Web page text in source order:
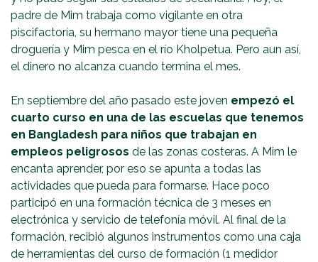
padre de Mim trabaja como vigilante en otra
piscifactoría, su hermano mayor tiene una pequeña
droguería y Mim pesca en el río Kholpetua. Pero aun así,
el dinero no alcanza cuando termina el mes.
En septiembre del año pasado este joven empezó el
cuarto curso en una de las escuelas que tenemos
en Bangladesh para niños que trabajan en
empleos peligrosos de las zonas costeras. A Mim le
encanta aprender, por eso se apunta a todas las
actividades que pueda para formarse. Hace poco
participó en una formación técnica de 3 meses en
electrónica y servicio de telefonía móvil. Al final de la
formación, recibió algunos instrumentos como una caja
de herramientas del curso de formación (1 medidor